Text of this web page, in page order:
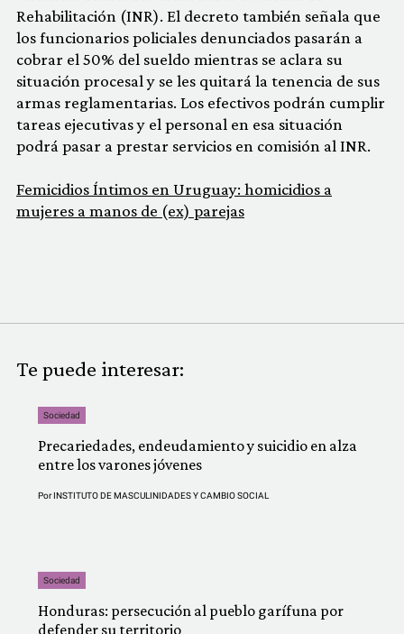
Rehabilitación (INR). El decreto también señala que
los funcionarios policiales denunciados pasarán a
cobrar el 50% del sueldo mientras se aclara su
situación procesal y se les quitará la tenencia de sus
armas reglamentarias. Los efectivos podrán cumplir
tareas ejecutivas y el personal en esa situación
podrá pasar a prestar servicios en comisión al INR.
Femicidios Íntimos en Uruguay: homicidios a
mujeres a manos de (ex) parejas
Te puede interesar:
Sociedad
Precariedades, endeudamiento y suicidio en alza
entre los varones jóvenes
PorINSTITUTO DE MASCULINIDADES Y CAMBIO SOCIAL
Sociedad
Honduras: persecución al pueblo garífuna por
defender su territorio